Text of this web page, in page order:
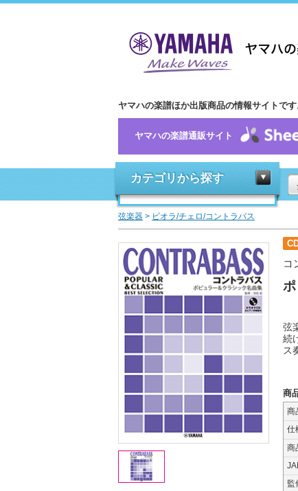
ヤマハの楽譜ほか出版商品の情報サイトです
ヤマハの楽譜通販サイト
カテゴリから探す
弦楽器 > ビオラ/チェロ/コントラバス
コ
弦
続
ス
商
商
仕
商
監